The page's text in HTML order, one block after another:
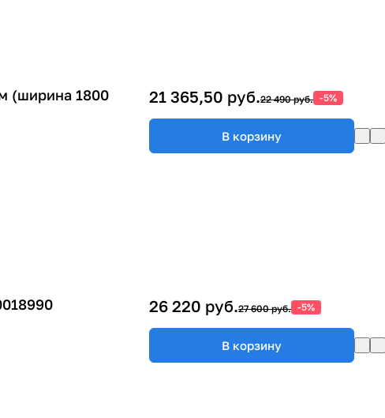
(ширина 1800
21 365,50 руб.22 490 руб. -5%
В корзину
26 220 руб.27 600 руб. -5%
В корзину